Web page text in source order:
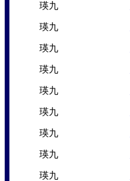
瑛九
瑛九
瑛九
瑛九
瑛九
瑛九
瑛九
瑛九
瑛九